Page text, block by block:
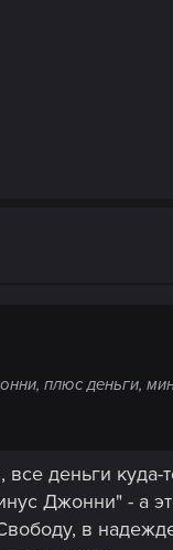
плюс деньги,
деньги куда-
Джонни" - а
в